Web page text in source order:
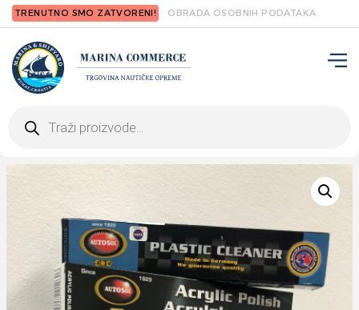
TRENUTNO SMO ZATVORENI! OBRADA OSOBNIH PODATAKA
search